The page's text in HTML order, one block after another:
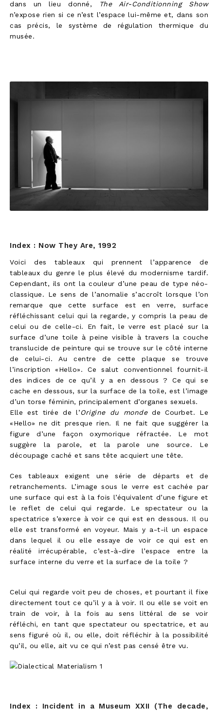
dans un lieu donné,
The Air-Conditionning Show
n’expose rien si ce n’est l’espace lui-même et, dans son
cas précis, le système de régulation thermique du
musée.
Index : Now They Are, 1992
Voici des tableaux qui prennent l’apparence de
tableaux du genre le plus élevé du modernisme tardif.
Cependant, ils ont la couleur d’une peau de type néo-
classique. Le sens de l’anomalie s’accroît lorsque l’on
remarque que cette surface est en verre, surface
réfléchissant celui qui la regarde, y compris la peau de
celui ou de celle-ci. En fait, le verre est placé sur la
surface d’une toile à peine visible à travers la couche
translucide de peinture qui se trouve sur le côté interne
de celui-ci. Au centre de cette plaque se trouve
l’inscription «Hello». Ce salut conventionnel fournit-il
des indices de ce qu’il y a en dessous ? Ce qui se
cache en dessous, sur la surface de la toile, est l’image
d’un torse féminin, principalement d’organes sexuels.
Elle est tirée de l’Origine du mondede Courbet. Le
«Hello» ne dit presque rien. Il ne fait que suggérer la
figure d’une façon oxymorique réfractée. Le mot
suggère la parole, et la parole une source. Le
découpage caché et sans tête acquiert une tête.
Ces tableaux exigent une série de départs et de
retranchements. L’image sous le verre est cachée par
une surface qui est à la fois l’équivalent d’une figure et
le reflet de celui qui regarde. Le spectateur ou la
spectatrice s’exerce à voir ce qui est en dessous. Il ou
elle est transformé en voyeur. Mais y a-t-il un espace
dans lequel il ou elle essaye de voir ce qui est en
réalité irrécupérable, c’est-à-dire l’espace entre la
surface interne du verre et la surface de la toile ?
Celui qui regarde voit peu de choses, et pourtant il fixe
directement tout ce qu’il y a à voir. Il ou elle se voit en
train de voir, à la fois au sens littéral de se voir
réfléchi, en tant que spectateur ou spectatrice, et au
sens figuré où il, ou elle, doit réfléchir à la possibilité
qu’il, ou elle, ait vu ce qui n’est pas censé être vu.
Index : Incident in a Museum XXII (The decade,